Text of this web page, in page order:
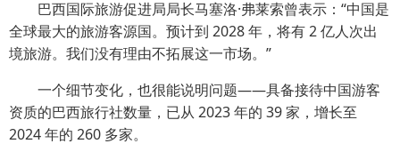
巴西国际旅游促进局局长马塞洛·弗莱索曾表示：“中国是
全球最大的旅游客源国。预计到 2028 年，将有 2 亿人次出
境旅游。我们没有理由不拓展这一市场。”
一个细节变化，也很能说明问题——具备接待中国游客
资质的巴西旅行社数量，已从 2023 年的 39 家，增长至
2024 年的 260 多家。